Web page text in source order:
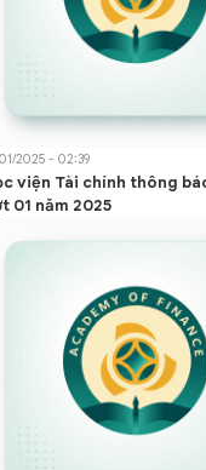
2025 - 02:39
viện Tài chính thông
01 năm 2025